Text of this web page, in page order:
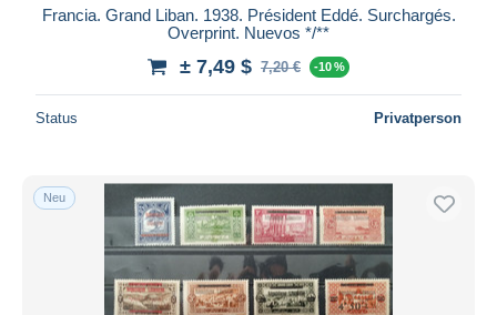
Francia. Grand Liban. 1938. Président Eddé. Surchargés.
Overprint. Nuevos */**
± 7,49 $ 7,20 € -10 %
Status Privatperson
Neu